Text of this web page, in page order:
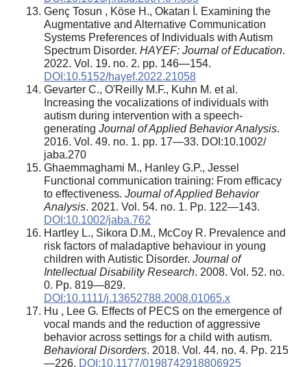
Genç Tosun , Köse H., Okatan İ . Examining the
Augmentative and Alternative Communication
Systems Preferences of Individuals with Autism
Spectrum Disorder. HAYEF: Journal of Education.
2022. Vol. 19. no. 2. pp. 146—154.
DOI:10.5152/hayef.2022.21058
Gevarter C., O'Reilly M.F., Kuhn M. et al.
Increasing the vocalizations of individuals with
autism during intervention with a speech-
generating Journal of Applied Behavior Analysis.
2016. Vol. 49. no. 1. pp. 17—33. DOI:10.1002/
jaba.270
Ghaemmaghami M., Hanley G.P., Jessel
Functional communication training: From efficacy
to effectiveness. Journal of Applied Behavior
Analysis. 2021. Vol. 54. no. 1. Pp. 122—143.
DOI:10.1002/jaba.762
Hartley L., Sikora D.M., McCoy R. Prevalence and
risk factors of maladaptive behaviour in young
children with Autistic Disorder. Journal of
Intellectual Disability Research. 2008. Vol. 52. no.
0. Pp. 819—829.
DOI:10.1111/j.13652788.2008.01065.x
Hu , Lee G. Effects of PECS on the emergence of
vocal mands and the reduction of aggressive
behavior across settings for a child with autism.
Behavioral Disorders. 2018. Vol. 44. no. 4. Pp. 215
—226. DOI:10.1177/0198742918806925